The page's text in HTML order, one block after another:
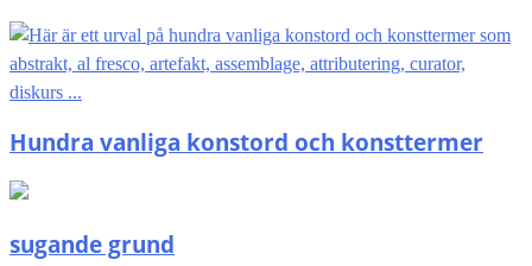
Hundra vanliga konstord och konsttermer
sugande grund